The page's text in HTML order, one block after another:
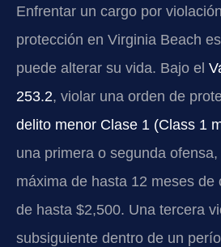
Enfrentar un cargo por
protección en Virginia Beach
puede alterar su vida. Bajo el
253.2, violar una orden de
delito menor Clase 1 (Class 1
una primera o segunda
máxima de hasta 12 meses de
de hasta $2,500. Una tercera
subsiguiente dentro de un